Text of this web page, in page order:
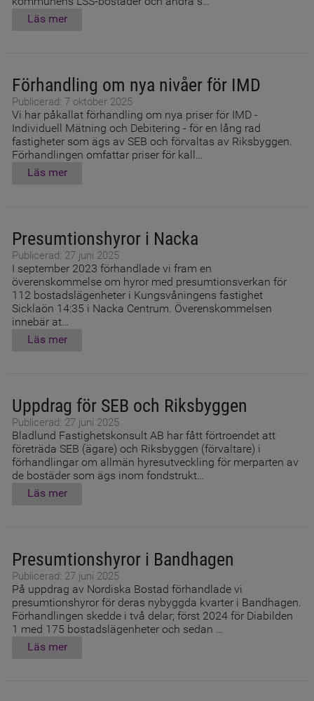
Läs mer
Förhandling om nya nivåer för IMD
Publicerad: 7 oktober 2025
Vi har påkallat förhandling om nya priser för IMD -
Individuell Mätning och Debitering - för en lång rad
fastigheter som ägs av SEB och förvaltas av Riksbyggen.
Förhandlingen omfattar priser för kall…
Läs mer
Presumtionshyror i Nacka
Publicerad: 27 juni 2025
I september 2023 förhandlade vi fram en
överenskommelse om hyror med presumtionsverkan för
112 bostadslägenheter i Kungsvåningens fastighet
Sicklaön 14:35 i Nacka Centrum. Överenskommelsen
innebär at…
Läs mer
Uppdrag för SEB och Riksbyggen
Publicerad: 27 juni 2025
Bladlund Fastighetskonsult AB har fått förtroendet att
företräda SEB (ägare) och Riksbyggen (förvaltare) i
förhandlingar om allmän hyresutveckling för merparten av
de bostäder som ägs inom fondstrukt…
Läs mer
Presumtionshyror i Bandhagen
Publicerad: 27 juni 2025
På uppdrag av Nordiska Bostad förhandlade vi
presumtionshyror för deras nybyggda kvarter i Bandhagen.
Förhandlingen skedde i två delar; först 2024 för Diabilden
1 med 175 bostadslägenheter och sedan …
Läs mer